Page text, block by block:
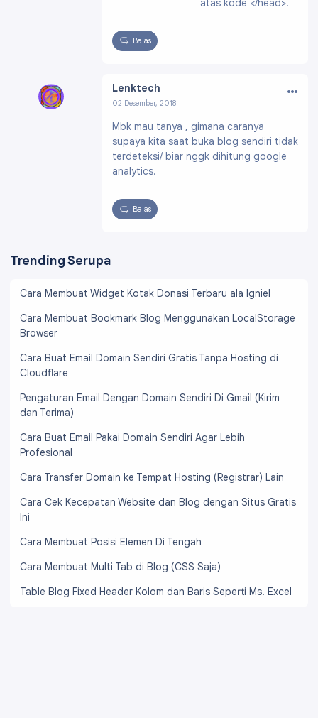
atas kode </head>.
Balas
Lenktech
02 Desember, 2018
9328913513343621
…
Mbk mau tanya , gimana caranya
supaya kita saat buka blog sendiri tidak
terdeteksi/ biar nggk dihitung google
analytics.
Balas
Trending Serupa
Cara Membuat Widget Kotak Donasi Terbaru ala Igniel
Cara Membuat Bookmark Blog Menggunakan LocalStorage
Browser
Cara Buat Email Domain Sendiri Gratis Tanpa Hosting di
Cloudflare
Pengaturan Email Dengan Domain Sendiri Di Gmail (Kirim
dan Terima)
Cara Buat Email Pakai Domain Sendiri Agar Lebih
Profesional
Cara Transfer Domain ke Tempat Hosting (Registrar) Lain
Cara Cek Kecepatan Website dan Blog dengan Situs Gratis
Ini
Cara Membuat Posisi Elemen Di Tengah
Cara Membuat Multi Tab di Blog (CSS Saja)
Table Blog Fixed Header Kolom dan Baris Seperti Ms. Excel